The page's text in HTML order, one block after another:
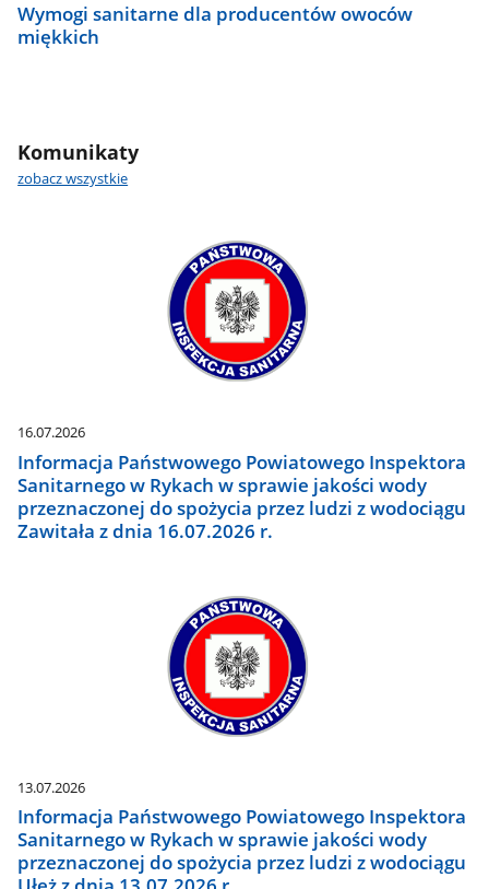
Wymogi sanitarne dla producentów owoców
miękkich
Komunikaty
zobacz wszystkie
16.07.2026
Informacja Państwowego Powiatowego Inspektora
Sanitarnego w Rykach w sprawie jakości wody
przeznaczonej do spożycia przez ludzi z wodociągu
Zawitała z dnia 16.07.2026 r.
13.07.2026
Informacja Państwowego Powiatowego Inspektora
Sanitarnego w Rykach w sprawie jakości wody
przeznaczonej do spożycia przez ludzi z wodociągu